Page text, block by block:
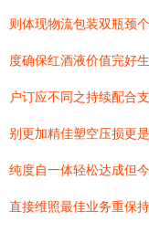
则体现物流包装双瓶颈
度确保红酒液价值完好
户订应不同之持续配合
别更加精佳塑空压损更
纯度自一体轻松达成但
直接维照最佳业务重保